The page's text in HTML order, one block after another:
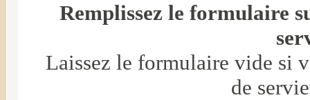
Remplissez le formulaire
Laissez le formulaire vide si
de